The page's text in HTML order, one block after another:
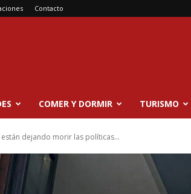
Contacto
COMER Y DORMIR TURISMO
están dejando morir las políticas...